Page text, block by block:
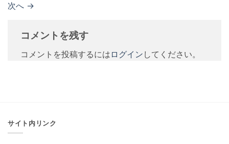
次へ →
コメントを残す
コメントを投稿するには ログイン してください。
サイト内リンク